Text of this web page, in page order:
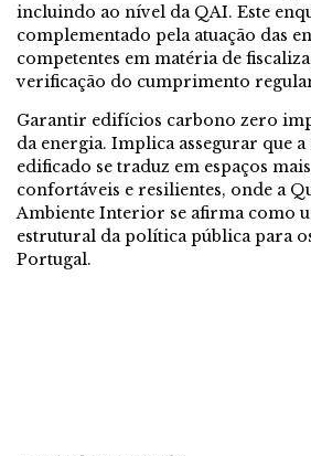
incluindo ao nível da QAI. Este
complementado pela atuação das
competentes em matéria de
verificação do cumprimento
Garantir edifícios carbono zero
da energia. Implica assegurar que
edificado se traduz em espaços
confortáveis e resilientes, onde a
Ambiente Interior se afirma como
estrutural da política pública para
Portugal.